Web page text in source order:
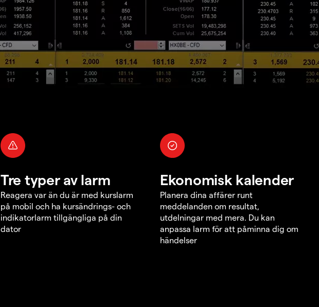
Tre typer av larm
Reagera var än du är med kurslarm
på mobil och ha kursändrings- och
indikatorlarm tillgängliga på din
dator
Ekonomisk kalender
Planera dina affärer runt
meddelanden om resultat,
utdelningar med mera. Du kan
anpassa larm för att påminna dig om
händelser